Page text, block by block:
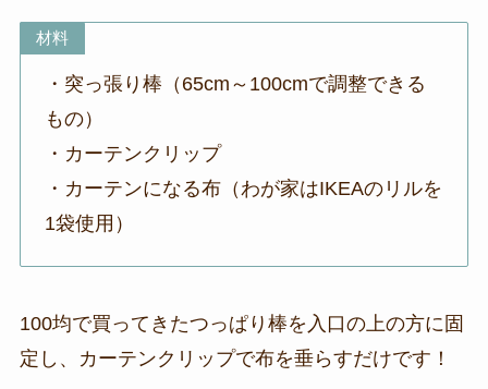
材料
・突っ張り棒（65cm～100cmで調整できる
もの）
・カーテンクリップ
・カーテンになる布（わが家はIKEAのリルを
1袋使用）
100均で買ってきたつっぱり棒を入口の上の方に固
定し、カーテンクリップで布を垂らすだけです！